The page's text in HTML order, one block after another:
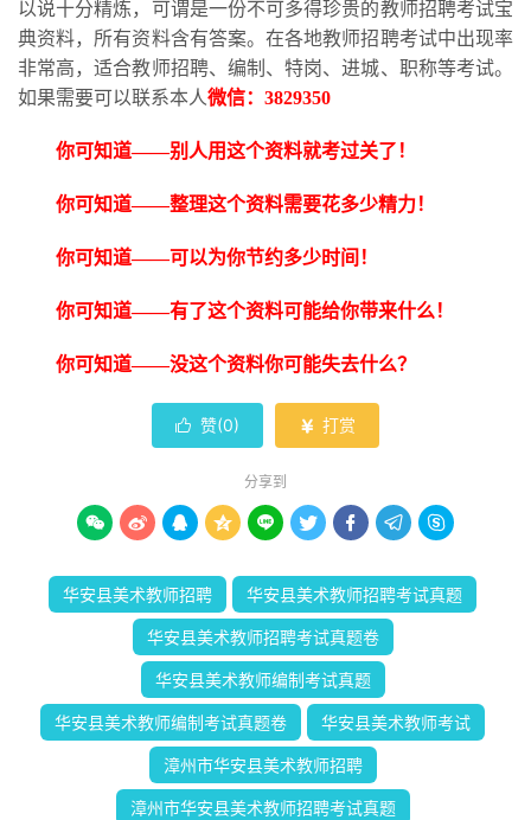
以说十分精炼，可谓是一份不可多得珍贵的教师招聘考试宝
典资料，所有资料含有答案。在各地教师招聘考试中出现率
非常高，适合教师招聘、编制、特岗、进城、职称等考试。
如果需要可以联系本人微信： 3829350
你可知道——别人用这个资料就考过关了！
你可知道——整理这个资料需要花多少精力！
你可知道——可以为你节约多少时间！
你可知道——有了这个资料可能给你带来什么！
你可知道——没这个资料你可能失去什么？
 赞(0)  打赏
分享到
        
华安县美术教师招聘 华安县美术教师招聘考试真题
华安县美术教师招聘考试真题卷
华安县美术教师编制考试真题
华安县美术教师编制考试真题卷 华安县美术教师考试
漳州市华安县美术教师招聘
漳州市华安县美术教师招聘考试真题